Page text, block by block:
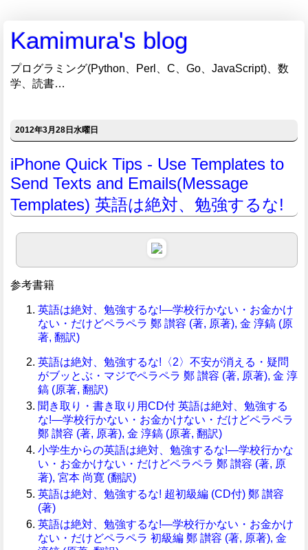
Kamimura's blog
プログラミング(Python、Perl、C、Go、JavaScript)、数
学、読書…
2012年3月28日水曜日
iPhone Quick Tips - Use Templates to
Send Texts and Emails(Message
Templates) 英語は絶対、勉強するな!
参考書籍
英語は絶対、勉強するな!―学校行かない・お金かけ
ない・だけどペラペラ 鄭 讃容 (著, 原著), 金 淳鎬 (原
著, 翻訳)
英語は絶対、勉強するな!〈2〉不安が消える・疑問
がブッとぶ・マジでペラペラ 鄭 讃容 (著, 原著), 金 淳
鎬 (原著, 翻訳)
聞き取り・書き取り用CD付 英語は絶対、勉強する
な!―学校行かない・お金かけない・だけどペラペラ
鄭 讃容 (著, 原著), 金 淳鎬 (原著, 翻訳)
小学生からの英語は絶対、勉強するな!―学校行かな
い・お金かけない・だけどペラペラ 鄭 讃容 (著, 原
著), 宮本 尚寛 (翻訳)
英語は絶対、勉強するな! 超初級編 (CD付) 鄭 讃容
(著)
英語は絶対、勉強するな!―学校行かない・お金かけ
ない・だけどペラペラ 初級編 鄭 讃容 (著, 原著), 金